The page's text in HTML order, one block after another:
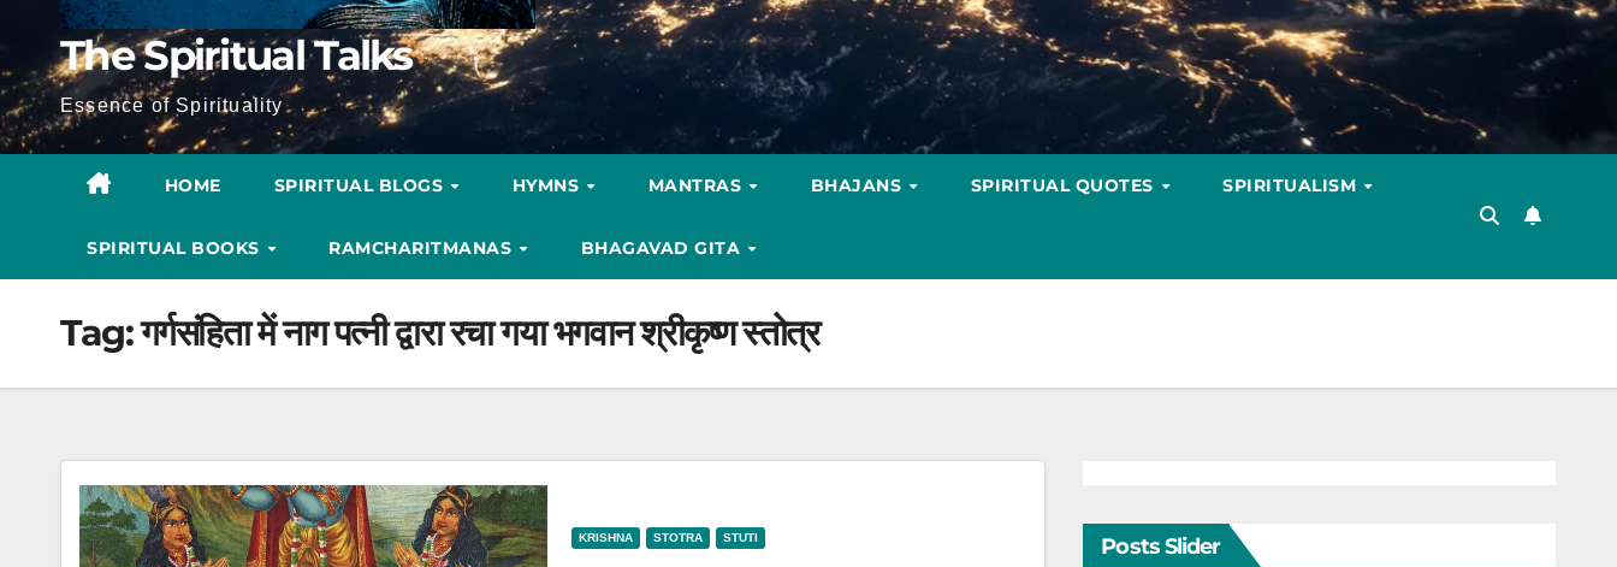
The Spiritual Talks
Essence of Spirituality
HOME SPIRITUAL BLOGS HYMNS MANTRAS BHAJANS SPIRITUAL QUOTES SPIRITUALISM
SPIRITUAL BOOKS RAMCHARITMANAS BHAGAVAD GITA
Tag:गर्गसंहिता में नाग पत्नी द्वारा रचा गया भगवान श्रीकृष्ण स्तोत्र
KRISHNA STOTRA STUTI Posts Slider